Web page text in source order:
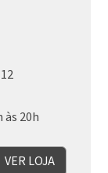
às 20h
VER LOJA